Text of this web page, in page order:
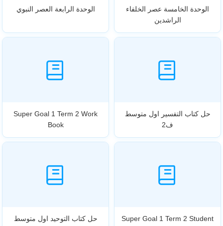
الوحدة الخامسة عصر الخلفاء
الراشدين
الوحدة الرابعة العصر النبوي
حل كتاب التفسير اول متوسط
ف2
Super Goal 1 Term 2 Work
Book
Super Goal 1 Term 2 Student
حل كتاب التوحيد اول متوسط